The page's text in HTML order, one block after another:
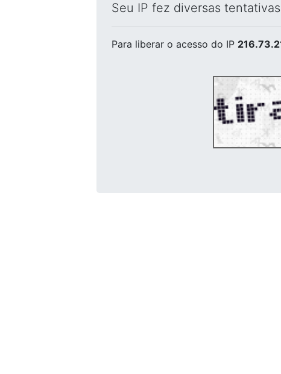
Seu IP fez diversas
Para liberar o acesso do IP